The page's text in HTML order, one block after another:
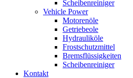
Scheibenreiniger
Vehicle Power
Motorenöle
Getriebeole
Hydrauliköle
Frostschutzmittel
Bremsflüssigkeiten
Scheibenreiniger
Kontakt